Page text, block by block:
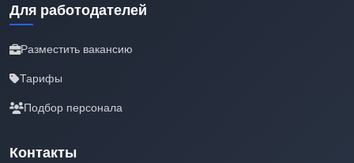
Для работодателей
Разместить вакансию
Тарифы
Подбор персонала
Контакты